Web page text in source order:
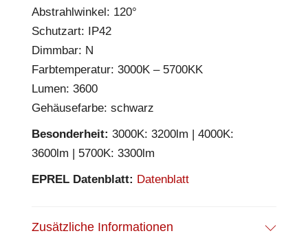
Abstrahlwinkel: 120°
Schutzart: IP42
Dimmbar: N
Farbtemperatur: 3000K – 5700KK
Lumen: 3600
Gehäusefarbe: schwarz
Besonderheit: 3000K: 3200lm | 4000K:
3600lm | 5700K: 3300lm
EPREL Datenblatt: Datenblatt
Zusätzliche Informationen